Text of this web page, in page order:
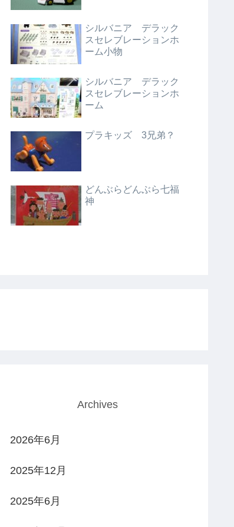
シルバニア デラック
スセレブレーションホ
ーム小物
シルバニア デラック
スセレブレーションホ
ーム
プラキッズ 3兄弟？
どんぶらどんぶら七福
神
Archives
2026年6月
2025年12月
2025年6月